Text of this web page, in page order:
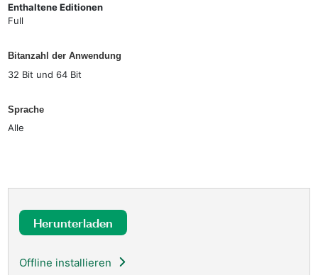
Enthaltene Editionen
Full
Bitanzahl der Anwendung
32 Bit und 64 Bit
Sprache
Alle
Herunterladen
Offline installieren